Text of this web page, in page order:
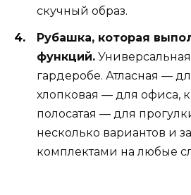
скучный образ.
Рубашка, которая
функций.
гардеробе. Атласная —
хлопковая — для офиса,
полосатая — для
несколько вариантов и
комплектами на любые